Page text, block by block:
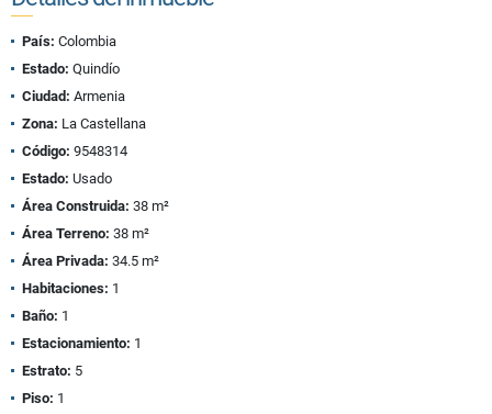
País: Colombia
Estado: Quindío
Ciudad: Armenia
Zona: La Castellana
Código: 9548314
Estado: Usado
Área Construida: 38 m²
Área Terreno: 38 m²
Área Privada: 34.5 m²
Habitaciones: 1
Baño: 1
Estacionamiento: 1
Estrato: 5
Piso: 1